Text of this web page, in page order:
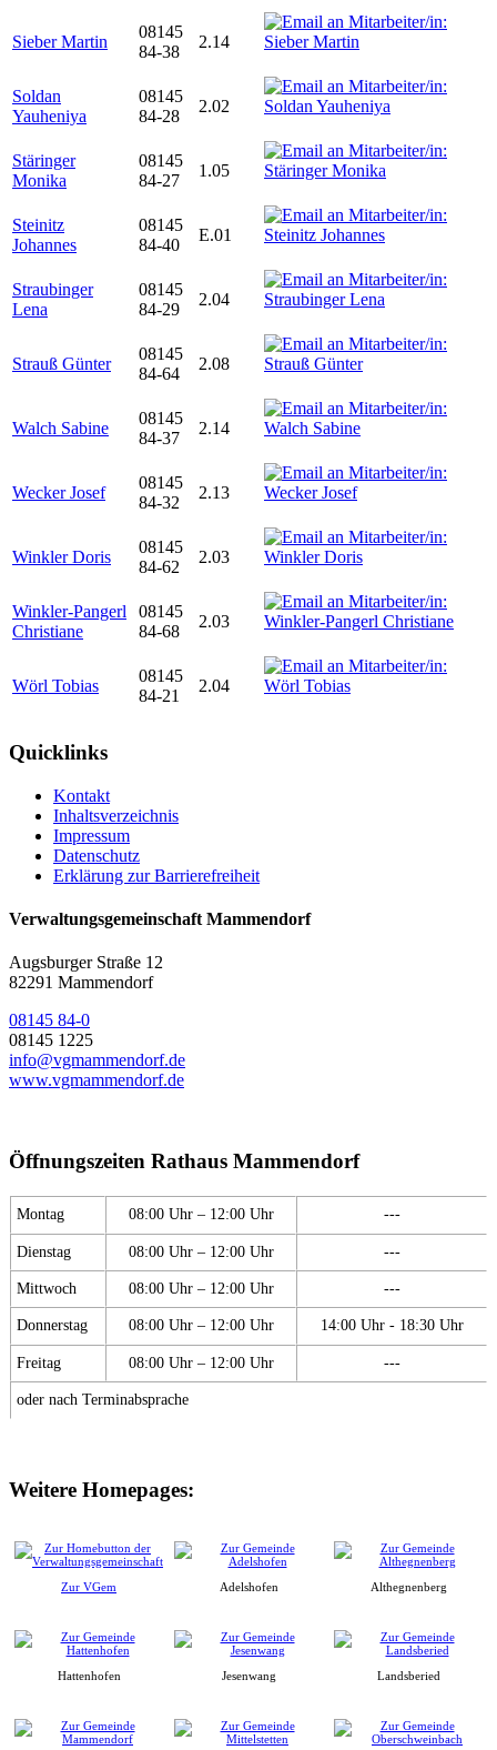
Sieber Martin
08145
84-38
2.14
Soldan
Yauheniya
08145
84-28
2.02
Stäringer
Monika
08145
84-27
1.05
Steinitz
Johannes
08145
84-40
E.01
Straubinger
Lena
08145
84-29
2.04
Strauß Günter
08145
84-64
2.08
Walch Sabine
08145
84-37
2.14
Wecker Josef
08145
84-32
2.13
Winkler Doris
08145
84-62
2.03
Winkler-Pangerl
Christiane
08145
84-68
2.03
Wörl Tobias
08145
84-21
2.04
Quicklinks
Kontakt
Inhaltsverzeichnis
Impressum
Datenschutz
Erklärung zur Barrierefreiheit
Verwaltungsgemeinschaft Mammendorf
Augsburger Straße 12
82291 Mammendorf
08145 84-0
08145 1225
info@vgmammendorf.de
www.vgmammendorf.de
Öffnungszeiten Rathaus Mammendorf
Montag 08:00 Uhr – 12:00 Uhr ---
Dienstag 08:00 Uhr – 12:00 Uhr ---
Mittwoch 08:00 Uhr – 12:00 Uhr ---
Donnerstag 08:00 Uhr – 12:00 Uhr 14:00 Uhr - 18:30 Uhr
Freitag 08:00 Uhr – 12:00 Uhr ---
oder nach Terminabsprache
Weitere Homepages:
Zur VGem Adelshofen Althegnenberg
Hattenhofen Jesenwang Landsberied